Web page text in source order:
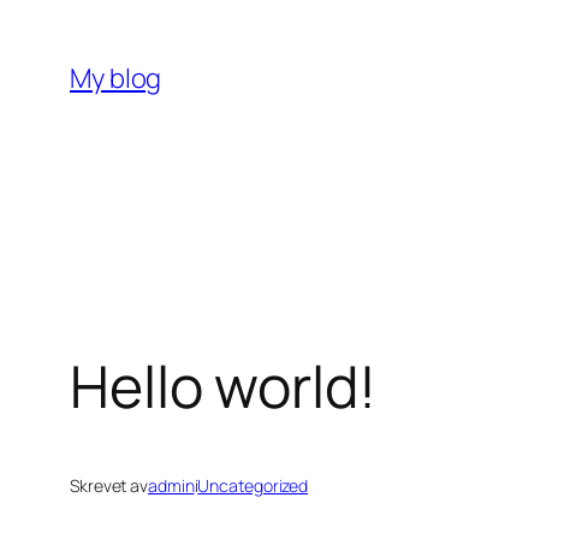
innhold
My blog
Hello world!
Skrevet avadminiUncategorized